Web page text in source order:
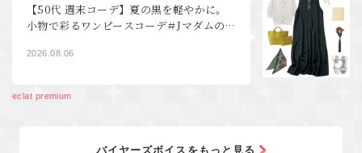
【50代 週末コーデ】夏の黒を軽やかに。
小物で彩るワンピースコーデ＃Jマダムの
2026.08.06
eclat premium
バイヤーズボイスをもっと見る